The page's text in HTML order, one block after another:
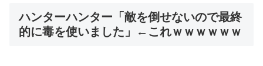
ハンターハンター「敵を倒せないので最終
的に毒を使いました」←これｗｗｗｗｗｗ